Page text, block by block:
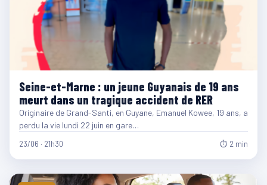
Seine-et-Marne : un jeune Guyanais de 19 ans
meurt dans un tragique accident de RER
Originaire de Grand-Santi, en Guyane, Emanuel Kowee, 19 ans, a
perdu la vie lundi 22 juin en gare…
23/06 · 21h30 ⏱ 2 min